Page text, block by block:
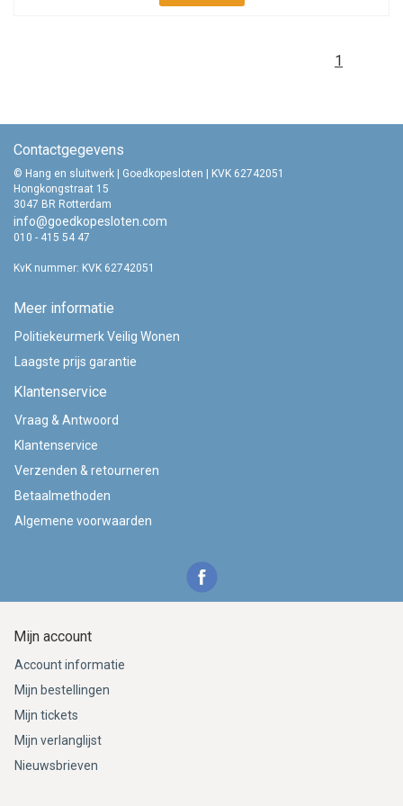
1
Contactgegevens
© Hang en sluitwerk | Goedkopesloten | KVK 62742051
Hongkongstraat 15
3047 BR Rotterdam
info@goedkopesloten.com
010 - 415 54 47
KvK nummer: KVK 62742051
Meer informatie
Politiekeurmerk Veilig Wonen
Laagste prijs garantie
Klantenservice
Vraag & Antwoord
Klantenservice
Verzenden & retourneren
Betaalmethoden
Algemene voorwaarden
Mijn account
Account informatie
Mijn bestellingen
Mijn tickets
Mijn verlanglijst
Nieuwsbrieven